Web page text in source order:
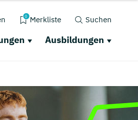
0 Merkliste Suchen
Ausbildungen